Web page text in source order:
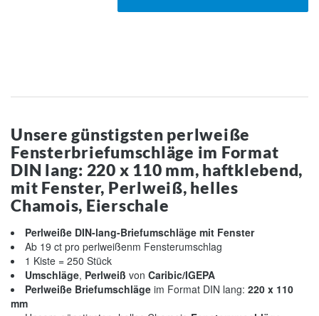
Unsere günstigsten perlweiße
Fensterbriefumschläge im Format
DIN lang: 220 x 110 mm, haftklebend,
mit Fenster, Perlweiß, helles
Chamois, Eierschale
Perlweiße DIN-lang-Briefumschläge mit Fenster
Ab 19 ct pro perlweißenm Fensterumschlag
1 Kiste = 250 Stück
Umschläge, Perlweiß von Caribic/IGEPA
Perlweiße Briefumschläge im Format DIN lang: 220 x 110
mm